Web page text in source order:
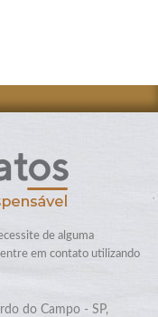
de alguma
em contato utilizando
do Campo - SP,